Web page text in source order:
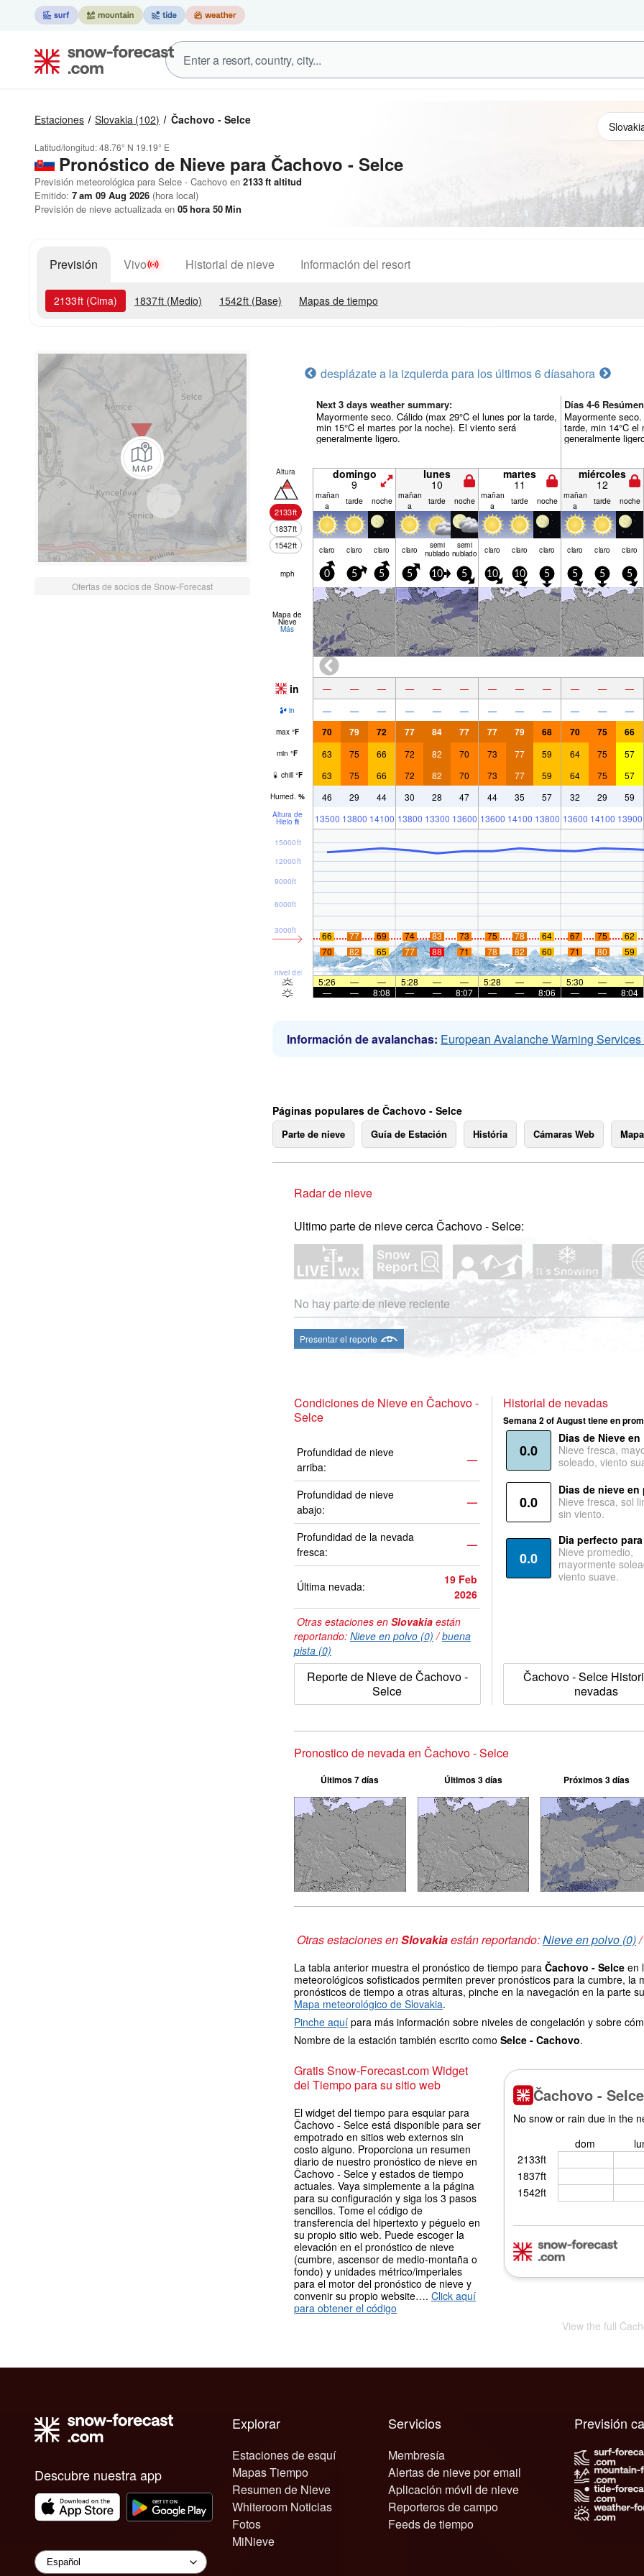
Estaciones Slovakia (102) Čachovo - Selce
Latitud/longitud:48.76° N 19.19° E
Pronóstico de Nieve para Čachovo - Selce
Previsión meteorológica para Selce - Cachovo en 2133ft altitud
Emitido: 7 am 09 Aug 2026 (hora local)
Previsión de nieve actualizada en 05hora 50Min
Previsión Vivo Historial de nieve Información del resort
2133ft (Cima) 1837ft (Medio) 1542ft (Base) Mapas de tiempo
Ofertas de socios de Snow-Forecast
desplázate a la izquierda para los últimos 6 díasahora
Next 3 days weather summary:
Mayormente seco. Cálido (max 29°C el lunes por la tarde,
min 15°C el martes por la noche). El viento será
generalmente ligero.
Días 4-6
Mayormente
tarde, min 14°C
generalmente
Altura
2133ft
1837ft
1542ft
domingo
9
lunes
10
martes
11
miércoles
12
mañan
a
tarde noche mañan
a
tarde noche mañan
a
tarde noche mañan
a
tarde noche
claro claro claro claro semi
nublado
semi
nublado claro claro claro claro claro claro
mph 0 5 5 5 10 5 10 10 5 5 5 5
Mapa de
Nieve
Más
in — — — — — — — — — — — —
in — — — — — — — — — — — —
max °F 70 79 72 77 84 77 77 79 68 70 75 66
min °F 63 75 66 72 82 70 73 77 59 64 75 57
chill °F 63 75 66 72 82 70 73 77 59 64 75 57
Humed. % 46 29 44 30 28 47 44 35 57 32 29 59
Altura de
Hielo ft 13500 13800 14100 13800 13300 13600 13600 14100 13800 13600 14100 13900
nivel del mar
3000ft
6000ft
9000ft
12000ft
15000ft
66 77 69 74 83 73 75 78 64 67 75 62
70
82 65 77 88 71 78 82 60 71 80 59
5:26 — — 5:28 — — 5:28 — — 5:30 — —
—
— 8:08 — — 8:07 — — 8:06 — — 8:04
Información de avalanchas: European Avalanche Warning Services
Páginas populares de Čachovo - Selce
Parte de nieve Guía de Estación História Cámaras Web
Radar de nieve
Ultimo parte de nieve cerca Čachovo - Selce:
No hay parte de nieve reciente
Presentar el reporte
Condiciones de Nieve en Čachovo -
Selce
Profundidad de nieve
arriba:
—
Profundidad de nieve
abajo:
—
Profundidad de la nevada
fresca:
—
Última nevada:
19 Feb
2026
Otras estaciones en Slovakia están
reportando: Nieve en polvo (0) /buena
pista (0)
Reporte de Nieve de Čachovo -
Selce
Historial de nevadas
Semana 2 of August tiene en
0.0
Dias de Nieve en
Nieve fresca,
soleado, viento
0.0
Dias de nieve en
Nieve fresca, sol
sin viento.
0.0
Dia perfecto
Nieve promedio,
mayormente
viento suave.
Čachovo - Selce
nevadas
Pronostico de nevada en Čachovo - Selce
Últimos 7 días Últimos 3 días Próximos 3 días
Otras estaciones enSlovakiaestán reportando:Nieve en polvo (0)/
La tabla anterior muestra el pronóstico de tiempo para Čachovo - Selce en
meteorológicos sofisticados permiten prever pronósticos para la cumbre, la
pronósticos de tiempo a otras alturas, pinche en la navegación en la parte
Mapa meteorológico de Slovakia.
Pinche aquí para más información sobre niveles de congelación y sobre
Nombre de la estación también escrito como Selce - Cachovo.
Gratis Snow-Forecast.com Widget
del Tiempo para su sitio web
El widget del tiempo para esquiar para
Čachovo - Selce está disponible para ser
empotrado en sitios web externos sin
costo alguno. Proporciona un resumen
diario de nuestro pronóstico de nieve en
Čachovo - Selce y estados de tiempo
actuales. Vaya simplemente a la página
para su configuración y siga los 3 pasos
sencillos. Tome el código de
transferencia del hipertexto y péguelo en
su propio sitio web. Puede escoger la
elevación en el pronóstico de nieve
(cumbre, ascensor de medio-montaña o
fondo) y unidades métrico/imperiales
para el motor del pronóstico de nieve y
convenir su propio website…. Click aquí
para obtener el código
View the full
Descubre nuestra app
Explorar
Estaciones de esquí
Mapas Tiempo
Resumen de Nieve
Whiteroom Noticias
Fotos
MiNieve
Servicios
Membresía
Alertas de nieve por email
Aplicación móvil de nieve
Reporteros de campo
Feeds de tiempo
Previsión